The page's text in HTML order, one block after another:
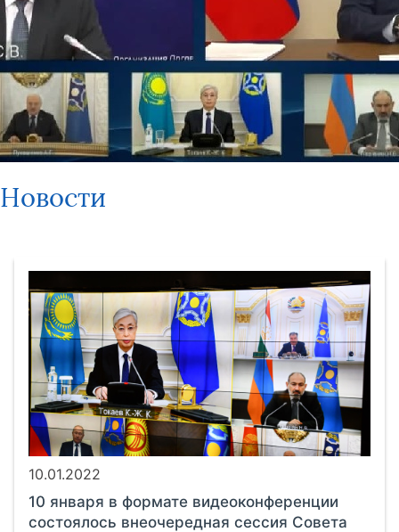
Новости
10.01.2022
10 января в формате видеоконференции
состоялось внеочередная сессия Совета